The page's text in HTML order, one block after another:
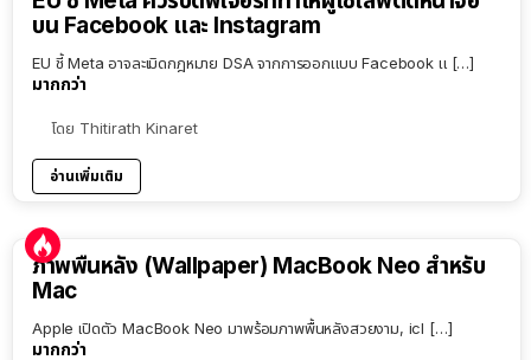
บน Facebook และ Instagram
EU ชี้ Meta อาจละเมิดกฎหมาย DSA จากการออกแบบ Facebook แ […]
มากกว่า
โดย Thitirath Kinaret
อ่านเพิ่มเติม
ภาพพื้นหลัง (Wallpaper) MacBook Neo สำหรับ
Mac
Apple เปิดตัว MacBook Neo มาพร้อมภาพพื้นหลังสวยงาม, icl […]
มากกว่า